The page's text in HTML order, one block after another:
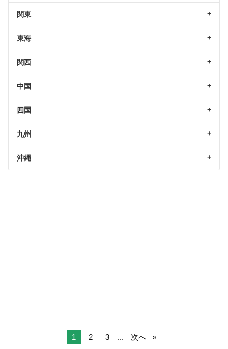
関東
東海
関西
中国
四国
九州
沖縄
1 2 3 ... 次へ